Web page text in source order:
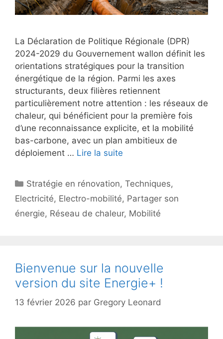
La Déclaration de Politique Régionale (DPR)
2024-2029 du Gouvernement wallon définit les
orientations stratégiques pour la transition
énergétique de la région. Parmi les axes
structurants, deux filières retiennent
particulièrement notre attention : les réseaux de
chaleur, qui bénéficient pour la première fois
d’une reconnaissance explicite, et la mobilité
bas-carbone, avec un plan ambitieux de
déploiement … Lire la suite
Catégories
Stratégie en rénovation,Techniques,
Electricité, Electro-mobilité, Partager son
énergie, Réseau de chaleur, Mobilité
Bienvenue sur la nouvelle
version du site Energie+ !
13 février 2026 par Gregory Leonard